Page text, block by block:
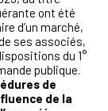
ont été
d’un marché,
ses associés,
du 1°
publique.
de
de la